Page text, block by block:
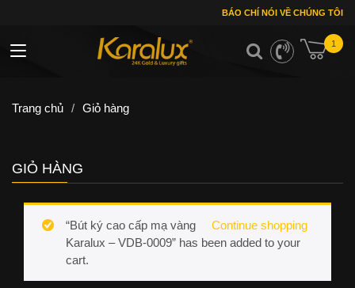
BÁO CHÍ NÓI VỀ CHÚNG TÔI
1
Toggle navigation
Trang chủ / Giỏ hàng
GIỎ HÀNG
Continue shopping
“Bút ký cao cấp mạ vàng
Karalux – VDB-0009” has been added to your
cart.